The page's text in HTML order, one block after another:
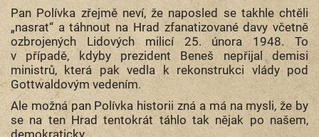
Pan Polívka zřejmě neví, že naposled se takhle chtěli
„nasrat“ a táhnout na Hrad zfanatizované davy včetně
ozbrojených Lidových milicí 25. února 1948. To
v případě, kdyby prezident Beneš nepřijal demisi
ministrů, která pak vedla k rekonstrukci vlády pod
Gottwaldovým vedením.
Ale možná pan Polívka historii zná a má na mysli, že by
se na ten Hrad tentokrát táhlo tak nějak po našem,